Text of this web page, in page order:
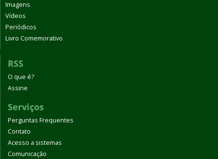
Imagens
Vídeos
Periódicos
Livro Comemorativo
RSS
O que é?
Assine
Serviços
Perguntas Frequentes
Contato
Acesso a sistemas
Comunicação